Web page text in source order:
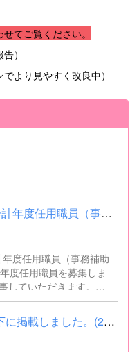
てご覧ください。
）
でより見やすく改良中）
■群馬県立前橋女子高等学校会計年度任用職員（事務補助職）の募集...
度任用職員（事務補助
クール）事業にかかるパ
入力・整理事務、電話
般 ■募集人数 １
入学者選抜に関する情報を以下に掲載しました。(2026.8.4) ■令和...